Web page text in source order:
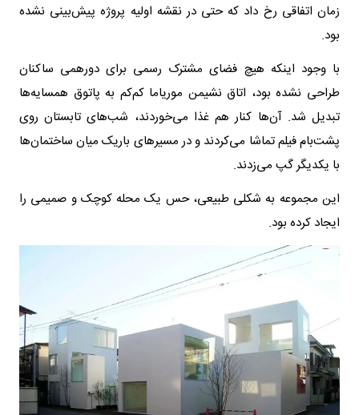
زمان اتفاقی رخ داد که حتی در نقشه اولیه پروژه پیش‌بینی نشده
بود.
با وجود اینکه هیچ فضای مشترک رسمی برای دورهمی ساکنان
طراحی نشده بود، اتاق نشیمن موریاما کم‌کم به پاتوق همسایه‌ها
تبدیل شد. آن‌ها کنار هم غذا می‌خوردند، شب‌های تابستان روی
پشت‌بام فیلم تماشا می‌کردند و در مسیرهای باریک میان ساختمان‌ها
با یکدیگر گپ می‌زدند.
این مجموعه به شکلی طبیعی، حس یک محله کوچک و صمیمی را
ایجاد کرده بود.